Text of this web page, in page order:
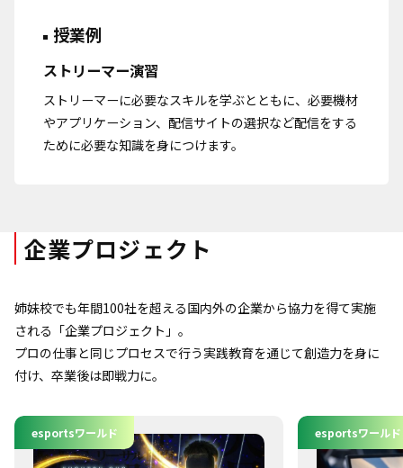
授業例
ストリーマー演習
ストリーマーに必要なスキルを学ぶとともに、必要機材
やアプリケーション、配信サイトの選択など配信をする
ために必要な知識を身につけます。
企業プロジェクト
姉妹校でも年間100社を超える国内外の企業から協力を得て実施
される「企業プロジェクト」。
プロの仕事と同じプロセスで行う実践教育を通じて創造力を身に
付け、卒業後は即戦力に。
esportsワールド esportsワールド